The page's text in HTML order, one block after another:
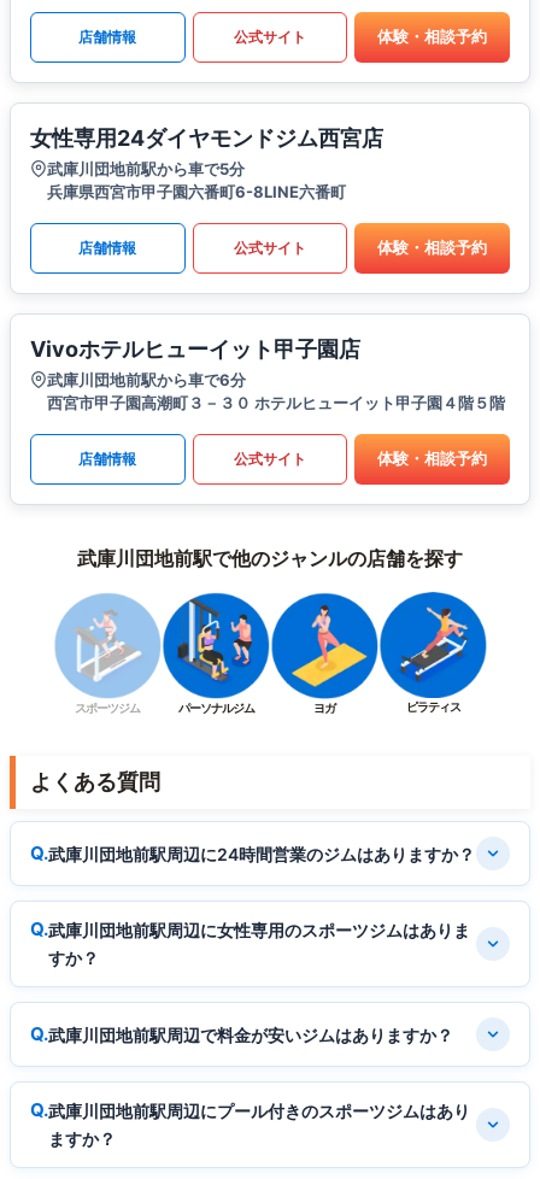
店舗情報 公式サイト 体験・相談予約
女性専用24ダイヤモンドジム西宮店
武庫川団地前駅から車で5分
兵庫県西宮市甲子園六番町6-8LINE六番町
店舗情報 公式サイト 体験・相談予約
Vivoホテルヒューイット甲子園店
武庫川団地前駅から車で6分
西宮市甲子園高潮町３－３０ ホテルヒューイット甲子園４階５階
店舗情報 公式サイト 体験・相談予約
武庫川団地前駅で他のジャンルの店舗を探す
スポーツジム パーソナルジム ヨガ ピラティス
よくある質問
武庫川団地前駅周辺に24時間営業のジムはありますか？
武庫川団地前駅周辺に女性専用のスポーツジムはありま
すか？
武庫川団地前駅周辺で料金が安いジムはありますか？
武庫川団地前駅周辺にプール付きのスポーツジムはあり
ますか？